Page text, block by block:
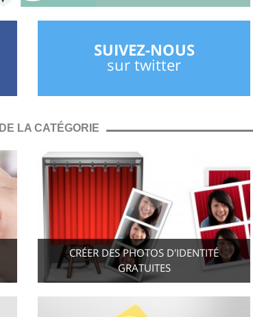
SUIVEZ-NOUS
sur twitter
DE LA CATÉGORIE
CRÉER DES PHOTOS D'IDENTITÉ
GRATUITES